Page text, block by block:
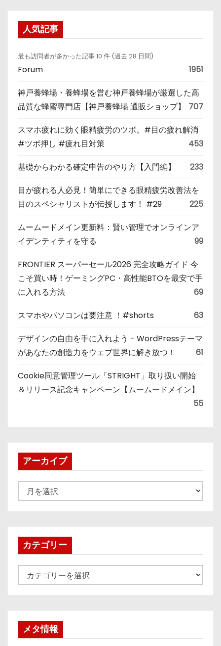
人気記事
最も訪問者が多かった記事 10 件 (過去 28 日間)
Forum 1951
神戸養蜂場・養蜂場を営む神戸養蜂場が厳選した高
品質な蜂蜜専門店【神戸養蜂場 通販ショップ】
707
スマホ疲れに効く眼精疲労のツボ。#目の疲れ解消
#ツボ押し #疲れ目対策
453
基礎からわかる確定申告のやり方【入門編】 233
目が疲れる人必見！簡単にできる眼精疲労改善法を
目のスペシャリストが伝授します！ #29
225
ムームードメイン更新料：賢い管理でオンラインア
イデンティティを守る
99
FRONTIER スーパーセール2026 完全攻略ガイド 今
こそ買い時！ゲーミングPC・高性能BTOを最安で手
に入れる方法
69
スマホやパソコンは要注意 ！#shorts 63
デザインの自由を手に入れよう - WordPressテーマ
があなたの創造力をウェブ世界に解き放つ！
61
Cookie同意管理ツール「STRIGHT」取り扱い開始
＆リリース記念キャンペーン【ムームードメイン】
55
アーカイブ
ー
ブカテゴリー
テ
メタ情報